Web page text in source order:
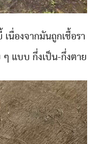
นื่องจากมันถูกเชื้อรา
แบบ กึ่งเป็น-กึ่งตาย